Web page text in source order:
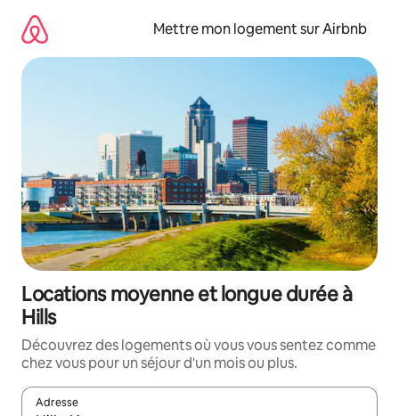
directement
contenu
Mettre mon logement sur Airbnb
Locations moyenne et longue durée à
Hills
Découvrez des logements où vous vous sentez comme
chez vous pour un séjour d'un mois ou plus.
Adresse